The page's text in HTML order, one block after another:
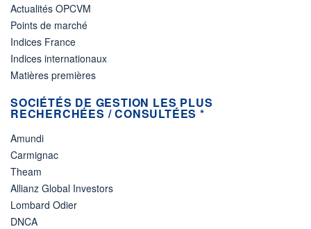
Actualités OPCVM
Points de marché
Indices France
Indices internationaux
Matières premières
SOCIÉTÉS DE GESTION LES PLUS
RECHERCHÉES / CONSULTÉES *
Amundi
Carmignac
Theam
Allianz Global Investors
Lombard Odier
DNCA